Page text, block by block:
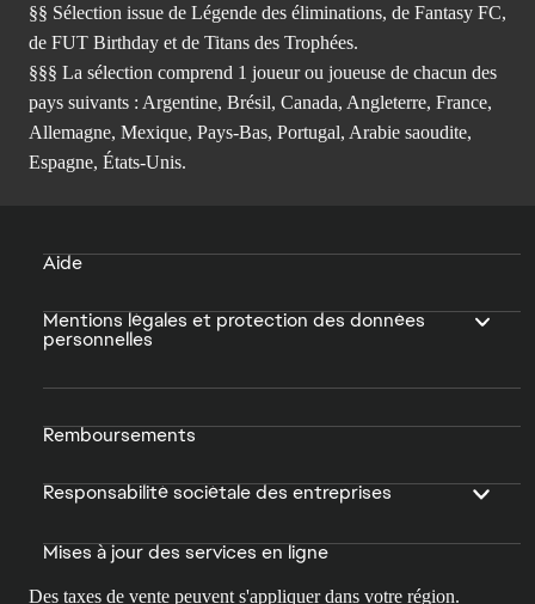
§§ Sélection issue de Légende des éliminations, de Fantasy FC,
de FUT Birthday et de Titans des Trophées.
§§§ La sélection comprend 1 joueur ou joueuse de chacun des
pays suivants : Argentine, Brésil, Canada, Angleterre, France,
Allemagne, Mexique, Pays-Bas, Portugal, Arabie saoudite,
Espagne, États-Unis.
Aide
Mentions légales et protection des données
personnelles
Remboursements
Responsabilité sociétale des entreprises
Mises à jour des services en ligne
Des taxes de vente peuvent s'appliquer dans votre région.